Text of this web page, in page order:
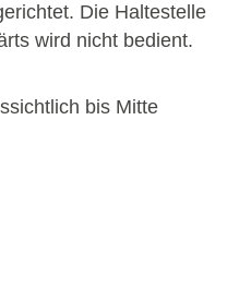
Die Haltestelle
wird nicht bedient.
bis Mitte